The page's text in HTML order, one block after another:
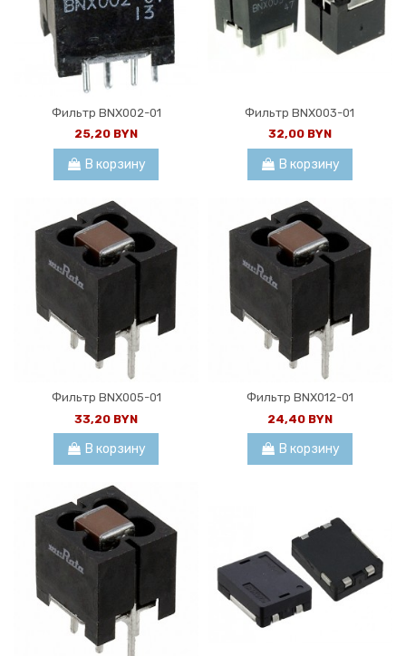
Фильтр BNX002-01
25,20 BYN
В корзину
Фильтр BNX003-01
32,00 BYN
В корзину
Фильтр BNX005-01
33,20 BYN
В корзину
Фильтр BNX012-01
24,40 BYN
В корзину